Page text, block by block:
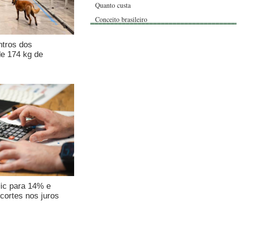
dos
174 kg de
para 14% e
nos juros
Quanto custa
Conceito brasileiro